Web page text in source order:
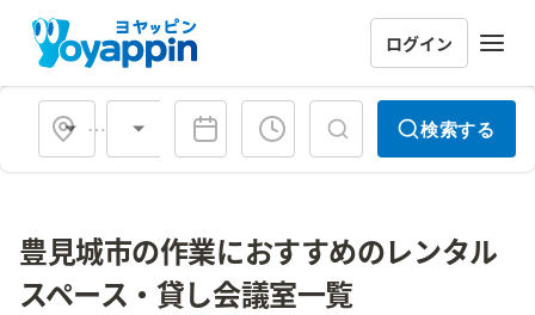
ログイン
会場タイプ 検索する
豊見城市の作業におすすめのレンタル
スペース・貸し会議室一覧